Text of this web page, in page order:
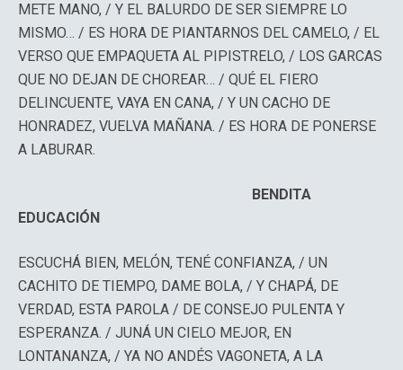
METE MANO, / Y EL BALURDO DE SER SIEMPRE LO
MISMO… / ES HORA DE PIANTARNOS DEL CAMELO, / EL
VERSO QUE EMPAQUETA AL PIPISTRELO, / LOS GARCAS
QUE NO DEJAN DE CHOREAR… / QUÉ EL FIERO
DELINCUENTE, VAYA EN CANA, / Y UN CACHO DE
HONRADEZ, VUELVA MAÑANA. / ES HORA DE PONERSE
A LABURAR.
BENDITA
EDUCACIÓN
ESCUCHÁ BIEN, MELÓN, TENÉ CONFIANZA, / UN
CACHITO DE TIEMPO, DAME BOLA, / Y CHAPÁ, DE
VERDAD, ESTA PAROLA / DE CONSEJO PULENTA Y
ESPERANZA. / JUNÁ UN CIELO MEJOR, EN
LONTANANZA, / YA NO ANDÉS VAGONETA, A LA